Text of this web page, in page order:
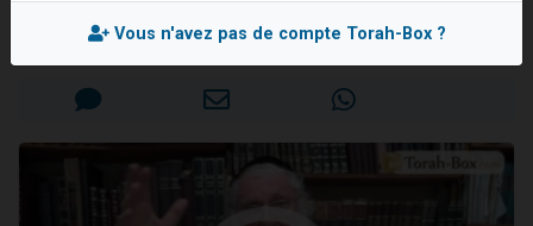
2 personnes viennent de faire un don pour 1 Journée de Vacances Pour les Enfants
Rav Moché KAUFMANN
Mis en ligne le Mercredi 20 Juin 2018
Vous n'avez pas de compte Torah-Box ?